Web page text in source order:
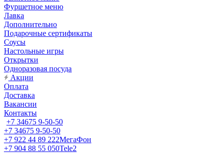
Фуршетное меню
Лавка
Дополнительно
Подарочные сертификаты
Соусы
Настольные игры
Открытки
Одноразовая посуда
Акции
Оплата
Доставка
Вакансии
Контакты
+7 34675 9-50-50
+7 34675 9-50-50
+7 922 44 89 222МегаФон
+7 904 88 55 050Tele2